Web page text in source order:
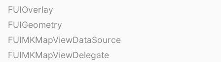
FUIOverlay
FUIGeometry
FUIMKMapViewDataSource
FUIMKMapViewDelegate